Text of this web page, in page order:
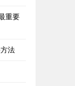
重要
法